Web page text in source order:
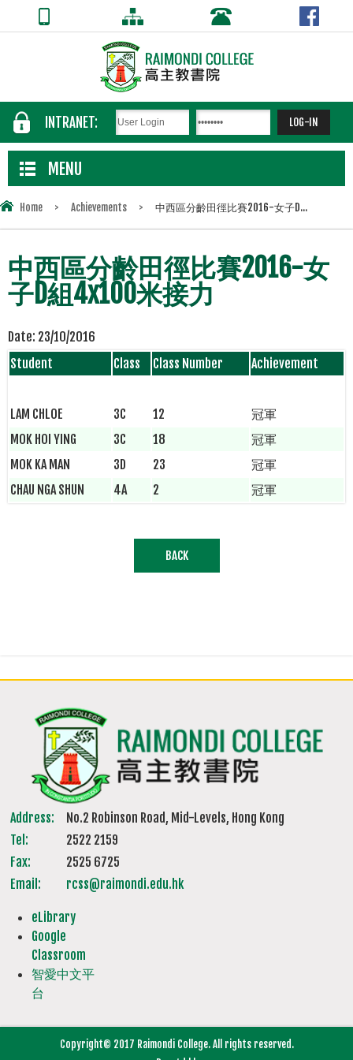
INTRANET:
MENU
Home > Achievements > 中西區分齡田徑比賽2016-女子D...
中西區分齡田徑比賽2016-女
子D組4x100米接力
Date: 23/10/2016
Student
Class Class Number Achievement
LAM CHLOE 3C 12
冠軍
MOK HOI YING
3C 18
冠軍
MOK KA MAN
3D 23
冠軍
CHAU NGA SHUN
4A 2 冠軍
BACK
Address:
No.2 Robinson Road, Mid-Levels, Hong Kong
Tel:
2522 2159
Fax:
2525 6725
Email:
rcss@raimondi.edu.hk
eLibrary
Google
Classroom
智愛中文平
台
Copyright© 2017 Raimondi College. All rights reserved.